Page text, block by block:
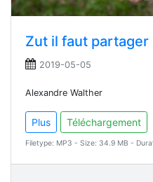
Zut il faut partager
2019-05-05
Alexandre Walther
Plus Téléchargement
Filetype: MP3 - Size: 34.9 MB -